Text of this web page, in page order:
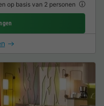
op basis van 2 personen